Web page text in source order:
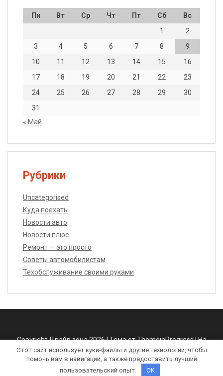
Пн Вт Ср Чт Пт Сб
Вс
1
2
3
4 5 6 7 8
9
10
11 12 13 14 15
16
17
18 19 20 21 22
23
24
25 26 27 28 29
30
31
« Май
Рубрики
Uncategorised
Куда поехать
Новости авто
Новости плюс
Ремонт — это просто
Советы автомобилистам
Техобслуживание своими руками
Copyright Драйв зона 2026 |Тема от ThemeinProgress|На
платформе WordPress
Этот сайт использует куки-файлы и другие технологии, чтобы
помочь вам в навигации, а также предоставить лучший
пользовательский опыт.
OK